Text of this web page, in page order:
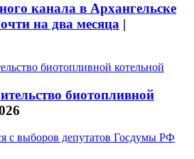
канала в Архангельске
на два месяца |
биотопливной